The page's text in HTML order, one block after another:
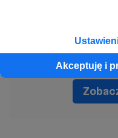
Akceptuję i